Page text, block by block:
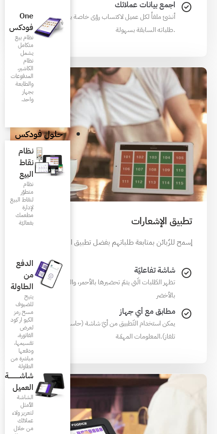
One
فودكس
الكاشير،
المدفوعات
والطابعة
بجهاز
واحد.
حلول فودكس
نظام
نقاط
البيع
نظام
متطوّر
لنقاط البيع
مطعمك
بفعاليّة
من
الطاولة
مسح رمز
الكيو ار كود
لعرض
الفاتورة،
تقسيمها،
شاشـــــــــــة
العميل
الأمثل
لتعزيز ولاء
عملائك
من خلال
رؤى خاصة به ولاسترجاع تاريخ
تطبيق الإشعارات
بالأحمر، والطّلبات الجاهزة
شاشة (حاسوب، تابلت،